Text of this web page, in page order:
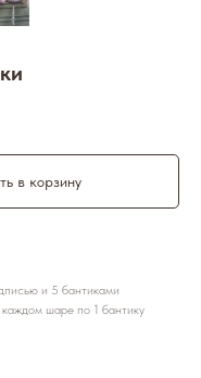
в корзину
и 5 бантиками
шаре по 1 бантику